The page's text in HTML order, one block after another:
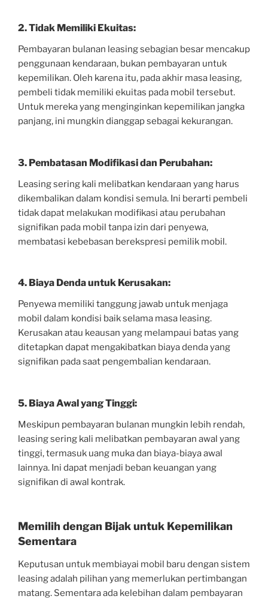
2. Tidak Memiliki Ekuitas:
Pembayaran bulanan leasing sebagian besar mencakup
penggunaan kendaraan, bukan pembayaran untuk
kepemilikan. Oleh karena itu, pada akhir masa leasing,
pembeli tidak memiliki ekuitas pada mobil tersebut.
Untuk mereka yang menginginkan kepemilikan jangka
panjang, ini mungkin dianggap sebagai kekurangan.
3. Pembatasan Modifikasi dan Perubahan:
Leasing sering kali melibatkan kendaraan yang harus
dikembalikan dalam kondisi semula. Ini berarti pembeli
tidak dapat melakukan modifikasi atau perubahan
signifikan pada mobil tanpa izin dari penyewa,
membatasi kebebasan berekspresi pemilik mobil.
4. Biaya Denda untuk Kerusakan:
Penyewa memiliki tanggung jawab untuk menjaga
mobil dalam kondisi baik selama masa leasing.
Kerusakan atau keausan yang melampaui batas yang
ditetapkan dapat mengakibatkan biaya denda yang
signifikan pada saat pengembalian kendaraan.
5. Biaya Awal yang Tinggi:
Meskipun pembayaran bulanan mungkin lebih rendah,
leasing sering kali melibatkan pembayaran awal yang
tinggi, termasuk uang muka dan biaya-biaya awal
lainnya. Ini dapat menjadi beban keuangan yang
signifikan di awal kontrak.
Memilih dengan Bijak untuk Kepemilikan
Sementara
Keputusan untuk membiayai mobil baru dengan sistem
leasing adalah pilihan yang memerlukan pertimbangan
matang. Sementara ada kelebihan dalam pembayaran